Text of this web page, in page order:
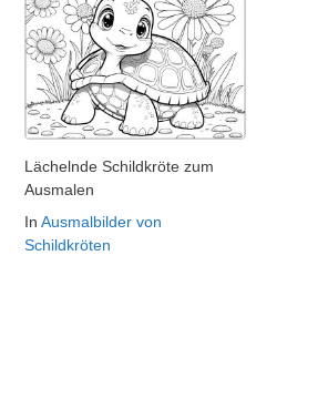
Lächelnde Schildkröte zum
Ausmalen
InAusmalbilder von
Schildkröten